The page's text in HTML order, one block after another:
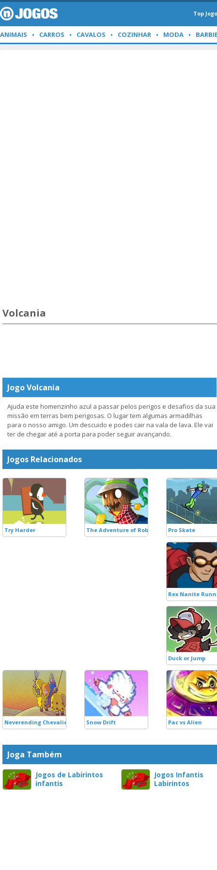
Top
ANIMAIS CARROS CAVALOS COZINHAR MODA
Volcania
Jogo Volcania
Ajuda este homenzinho azul a passar pelos perigos e desafios da sua
missão em terras bem perigosas. O lugar tem algumas armadilhas
para o nosso amigo. Um descuido e podes cair na vala de lava. Ele vai
ter de chegar até a porta para poder seguir avançando.
Jogos Relacionados
Try Harder The Adventure of Robert the Scarecrow
Pro Skate
Rex Nanite
Duck or Jump
Neverending Chevalier Snow Drift Pac vs Alien
Joga Também
Jogos de Labirintos
infantis
Jogos Infantis
Labirintos